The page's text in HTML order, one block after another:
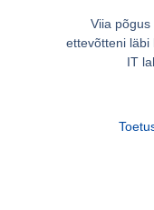
Viia
ettevõtteni läbi
IT